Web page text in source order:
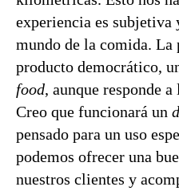
experiencia es
mundo de la comida. La
producto democrático,
food, aunque responde
Creo que funcionará un
pensado para un uso
podemos ofrecer una
nuestros clientes y